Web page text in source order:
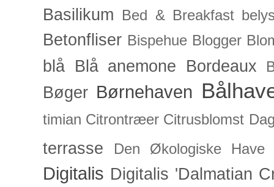
Basilikum
Bed & Breakfast
Betonfliser Bispehue Blogger
blå Blå anemone Bordeaux
Bøger Børnehaven
timian Citrontræer Citrusblomst
terrasse Den Økologiske Have
Digitalis Digitalis 'Dalmatian